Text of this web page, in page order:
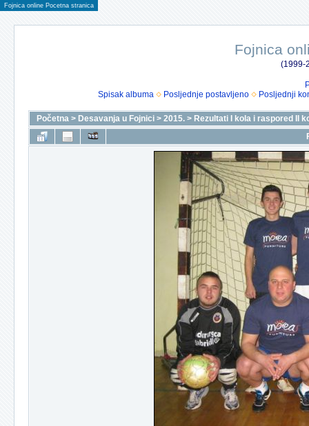
Fojnica online Pocetna stranica
Fojnica
(1999-
Spisak albuma
Posljednje postavljeno Posljednji
Početna > Desavanja u Fojnici > 2015. > Rezultati I kola i raspored II